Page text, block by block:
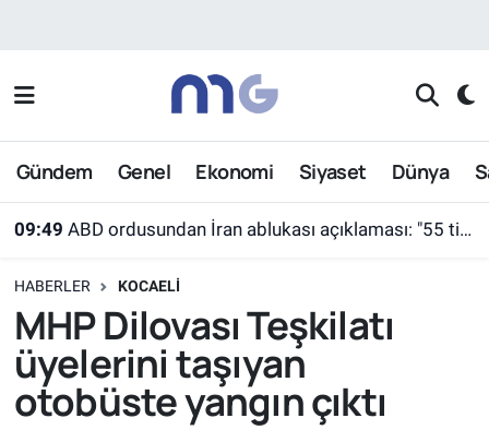
Gündem Genel Ekonomi Siyaset Dünya
09:49 ABD ordusundan İran ablukası açıklaması: "55 ticari gemi farklı rotalara yönlendirildi"
HABERLER KOCAELI
MHP Dilovası Teşkilatı
üyelerini taşıyan
otobüste yangın çıktı
Nöbetçi Eczaneler
Hava Durumu
Süper Lig Puan Durumu ve Fikstür
Tüm Manşetler
Son Dakika Haberleri